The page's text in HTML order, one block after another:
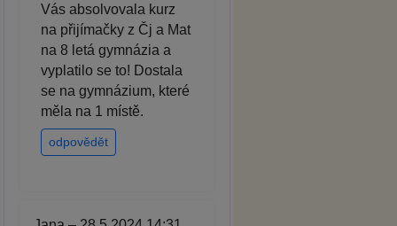
Vás absolvovala kurz
na přijímačky z Čj a Mat
na 8 letá gymnázia a
vyplatilo se to! Dostala
se na gymnázium, které
měla na 1 místě.
odpovědět